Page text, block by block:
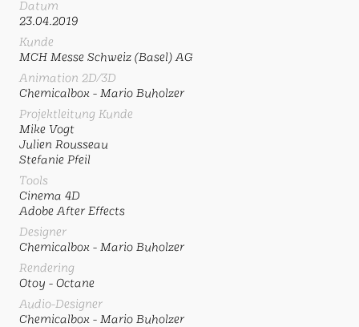
Datum
23.04.2019
Kunde
MCH Messe Schweiz (Basel) AG
Animation 2D/3D
Chemicalbox - Mario Buholzer
Projektleitung Kunde
Mike Vogt
Julien Rousseau
Stefanie Pfeil
Tools
Cinema 4D
Adobe After Effects
Designer
Chemicalbox - Mario Buholzer
Rendering
Otoy - Octane
Audio-Designer
Chemicalbox - Mario Buholzer